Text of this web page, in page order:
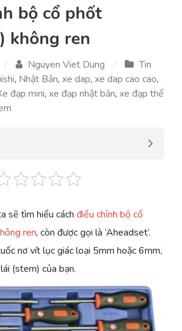
bộ cổ phốt
không ren
Nguyen Viet Dung
Tin
, Nhật Bản, xe dap, xe dap cao cao,
đạp mini, xe đạp nhật bản, xe đạp thể
sẽ tìm hiểu cách điều chỉnh bộ cổ
ren, còn được gọi là ‘Aheadset’.
nơ vít lục giác loại 5mm hoặc 6mm,
(stem) của bạn.